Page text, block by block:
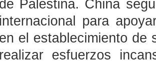
de Palestina. China
internacional para
en el establecimiento de
realizar esfuerzos